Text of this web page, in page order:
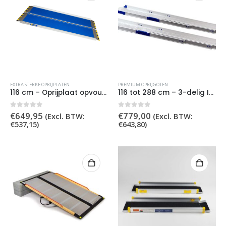
EXTRA STERKE OPRIJPLATEN
116 cm – Oprijplaat opvouwbaar extra sterk
0out of 5
€649,95 (Excl. BTW:
€537,15)
PREMIUM OPRIJGOTEN
116 tot 288 cm – 3-delig Inschuifbare Oprijgoten
0out of 5
€779,00 (Excl. BTW:
€643,80)